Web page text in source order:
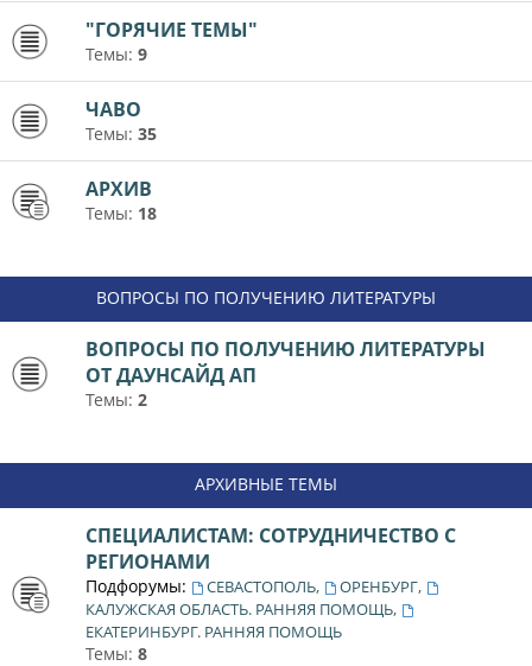
"ГОРЯЧИЕ ТЕМЫ"
Темы: 9
ЧАВО
Темы: 35
АРХИВ
Темы: 18
ВОПРОСЫ ПО ПОЛУЧЕНИЮ ЛИТЕРАТУРЫ
ВОПРОСЫ ПО ПОЛУЧЕНИЮ ЛИТЕРАТУРЫ
ОТ ДАУНСАЙД АП
Темы: 2
АРХИВНЫЕ ТЕМЫ
СПЕЦИАЛИСТАМ: СОТРУДНИЧЕСТВО С
РЕГИОНАМИ
Подфорумы: СЕВАСТОПОЛЬ, ОРЕНБУРГ,
КАЛУЖСКАЯ ОБЛАСТЬ. РАННЯЯ ПОМОЩЬ,
ЕКАТЕРИНБУРГ. РАННЯЯ ПОМОЩЬ
Темы: 8